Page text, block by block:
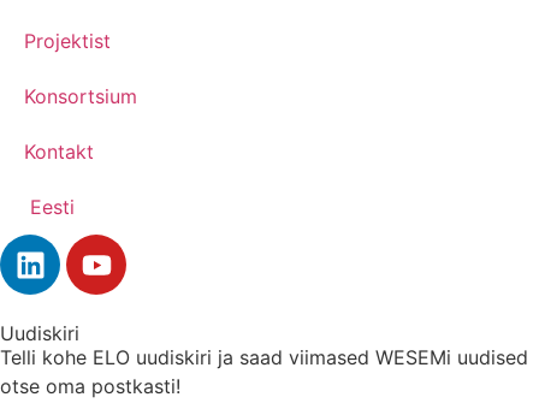
Projektist
Konsortsium
Kontakt
Eesti
Uudiskiri
Telli kohe ELO uudiskiri ja saad viimased WESEMi uudised
otse oma postkasti!